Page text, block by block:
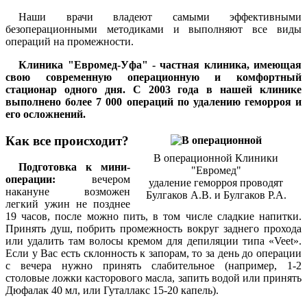
Наши врачи владеют самыми эффективными
безоперационными методиками и выполняют все виды
операций на промежности.
Клиника "Евромед-Уфа" - частная клиника, имеющая
свою современную операционную и комфортный
стационар одного дня. С 2003 года в нашей клинике
выполнено более 7 000 операций по удалению геморроя и
его осложнений.
В операционной Клиники
"Евромед"
удаление геморроя проводят
Булгаков А.В. и Булгаков Р.А.
Как все происходит?
Подготовка к мини-
операции: вечером
накануне возможен
легкий ужин не позднее
19 часов, после можно пить, в том числе сладкие напитки.
Принять душ, побрить промежность вокруг заднего прохода
или удалить там волосы кремом для депиляции типа «Veet».
Если у Вас есть склонность к запорам, то за день до операции
с вечера нужно принять слабительное (например, 1-2
столовые ложки касторового масла, запить водой или принять
Дюфалак 40 мл, или Гуталлакс 15-20 капель).